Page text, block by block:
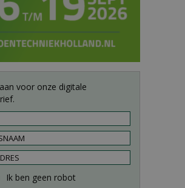
voor onze digitale